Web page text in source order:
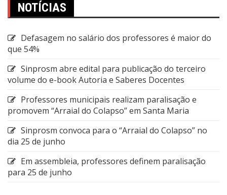
NOTÍCIAS
Defasagem no salário dos professores é maior do
que 54%
Sinprosm abre edital para publicação do terceiro
volume do e-book Autoria e Saberes Docentes
Professores municipais realizam paralisação e
promovem “Arraial do Colapso” em Santa Maria
Sinprosm convoca para o “Arraial do Colapso” no
dia 25 de junho
Em assembleia, professores definem paralisação
para 25 de junho